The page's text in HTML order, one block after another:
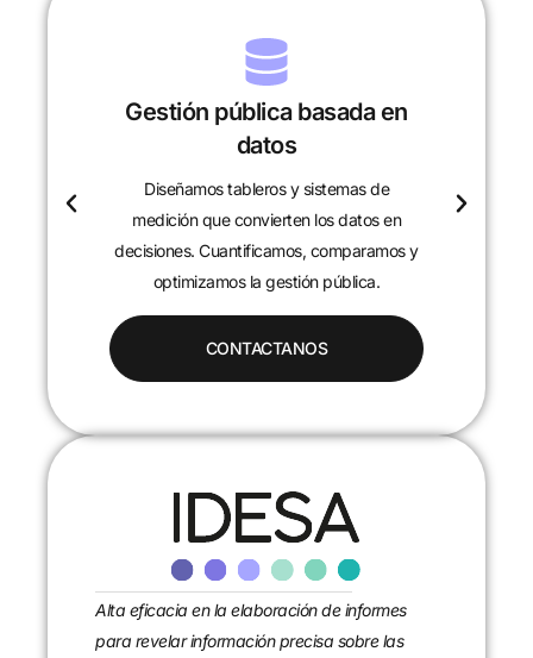
Gestión pública basada en
datos
Diseñamos tableros y sistemas de
medición que convierten los datos en
decisiones. Cuantificamos, comparamos y
optimizamos la gestión pública.
CONTACTANOS
Alta eficacia en la elaboración de informes
para revelar información precisa sobre las